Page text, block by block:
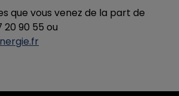
que vous venez de la part de
20 90 55 ou